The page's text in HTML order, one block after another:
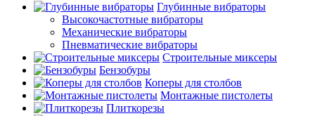
Глубинные вибраторы
Высокочастотные вибраторы
Механические вибраторы
Пневматические вибраторы
Строительные миксеры
Бензобуры
Коперы для столбов
Монтажные пистолеты
Плиткорезы